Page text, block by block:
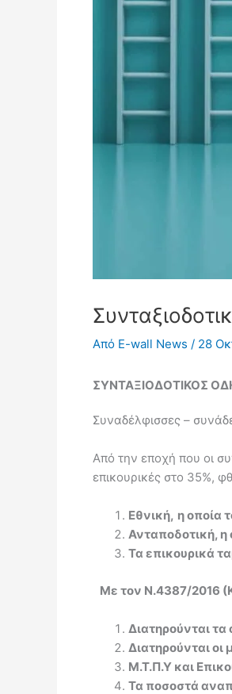
Από E-wall News / 28
ΣΥΝΤΑΞΙΟΔΟΤΙΚΟΣ
Συναδέλφισσες –
Από την εποχή που οι
επικουρικές στο 35%,
Εθνική, η οποία
Ανταποδοτική, η
Τα επικουρικά
Με τον Ν.4387/2016
Διατηρούνται
Διατηρούνται οι
Μ.Τ.Π.Υ και
Τα ποσοστά